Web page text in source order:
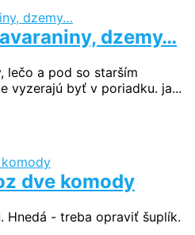
dzemy…
lečo a pod so starším
vyzerajú byť v poriadku. ja...
dve komody
Hnedá - treba opraviť šuplík.